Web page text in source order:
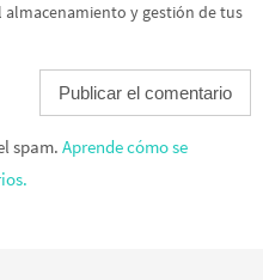
y gestión de tus
spam. Aprende cómo se